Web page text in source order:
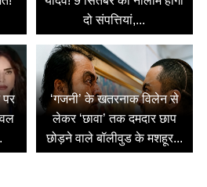
दो संपत्तियां,...
पर
‘गजनी’ के खतरनाक विलेन से
लेकर ‘छावा’ तक दमदार छाप
छोड़ने वाले बॉलीवुड के मशहूर...